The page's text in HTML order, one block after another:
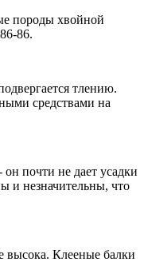
породы хвойной
86.
тлению.
средствами на
почти не дает усадки
и незначительны, что
высока. Клееные балки